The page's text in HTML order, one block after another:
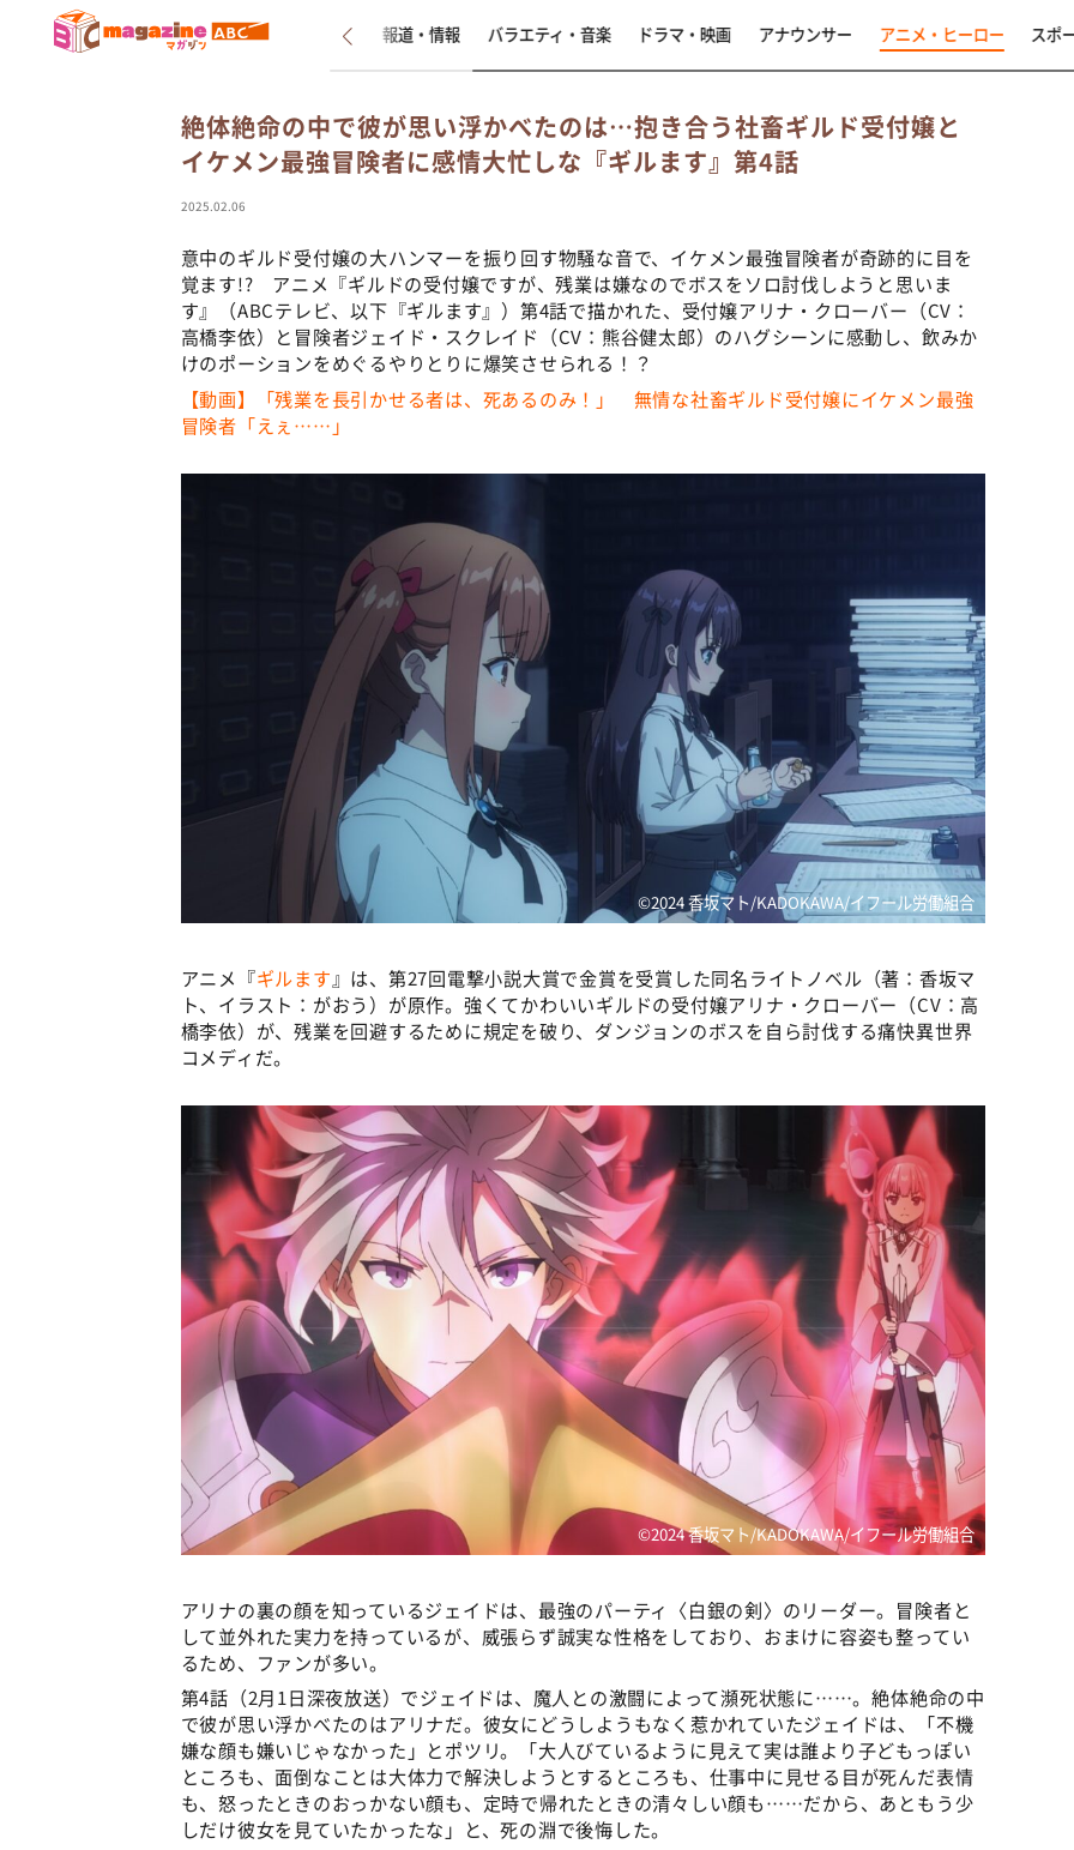
新着 インタビュー 報道・情報 バラエティ・音楽 ドラマ・映画 アナウンサー アニメ・ヒーロー スポ
絶体絶命の中で彼が思い浮かべたのは…抱き合う社畜ギルド受付嬢と
イケメン最強冒険者に感情大忙しな『ギルます』第4話
2025.02.06
意中のギルド受付嬢の大ハンマーを振り回す物騒な音で、イケメン最強冒険者が奇跡的に目を
覚ます!? アニメ『ギルドの受付嬢ですが、残業は嫌なのでボスをソロ討伐しようと思いま
す』（ABCテレビ、以下『ギルます』）第4話で描かれた、受付嬢アリナ・クローバー（CV：
高橋李依）と冒険者ジェイド・スクレイド（CV：熊谷健太郎）のハグシーンに感動し、飲みか
けのポーションをめぐるやりとりに爆笑させられる！？
【動画】「残業を長引かせる者は、死あるのみ！」 無情な社畜ギルド受付嬢にイケメン最強
冒険者「えぇ……」
©2024 香坂マト/KADOKAWA/イフール労働組合
アニメ『ギルます 』は、第27回電撃小説大賞で金賞を受賞した同名ライトノベル（著：香坂マ
ト、イラスト：がおう）が原作。強くてかわいいギルドの受付嬢アリナ・クローバー（CV：高
橋李依）が、残業を回避するために規定を破り、ダンジョンのボスを自ら討伐する痛快異世界
コメディだ。
©2024 香坂マト/KADOKAWA/イフール労働組合
アリナの裏の顔を知っているジェイドは、最強のパーティ〈白銀の剣〉のリーダー。冒険者と
して並外れた実力を持っているが、威張らず誠実な性格をしており、おまけに容姿も整ってい
るため、ファンが多い。
第4話（2月1日深夜放送）でジェイドは、魔人との激闘によって瀕死状態に……。絶体絶命の中
で彼が思い浮かべたのはアリナだ。彼女にどうしようもなく惹かれていたジェイドは、「不機
嫌な顔も嫌いじゃなかった」とポツリ。「大人びているように見えて実は誰より子どもっぽい
ところも、面倒なことは大体力で解決しようとするところも、仕事中に見せる目が死んだ表情
も、怒ったときのおっかない顔も、定時で帰れたときの清々しい顔も……だから、あともう少
しだけ彼女を見ていたかったな」と、死の淵で後悔した。